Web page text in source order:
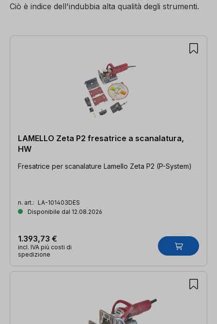
Ciò è indice dell'indubbia alta qualità degli strumenti.
121 articoli trovati
LAMELLO Zeta P2 fresatrice a scanalatura,
HW
Fresatrice per scanalature Lamello Zeta P2 (P-System)
n. art.: LA-101403DES
Disponibile dal 12.08.2026
1.393,73 €
incl. IVA più costi di
spedizione